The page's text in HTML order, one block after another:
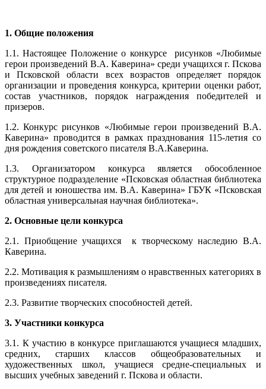
1. Общие положения
1.1. Настоящее Положение о конкурсе рисунков «Любимые
герои произведений В.А. Каверина» среди учащихся г. Пскова
и Псковской области всех возрастов определяет порядок
организации и проведения конкурса, критерии оценки работ,
состав участников, порядок награждения победителей и
призеров.
1.2. Конкурс рисунков «Любимые герои произведений В.А.
Каверина» проводится в рамках празднования 115-летия со
дня рождения советского писателя В.А.Каверина.
1.3. Организатором конкурса является обособленное
структурное подразделение «Псковская областная библиотека
для детей и юношества им. В.А. Каверина» ГБУК «Псковская
областная универсальная научная библиотека».
2. Основные цели конкурса
2.1. Приобщение учащихся к творческому наследию В.А.
Каверина.
2.2. Мотивация к размышлениям о нравственных категориях в
произведениях писателя.
2.3. Развитие творческих способностей детей.
3. Участники конкурса
3.1. К участию в конкурсе приглашаются учащиеся младших,
средних, старших классов общеобразовательных и
художественных школ, учащиеся средне-специальных и
высших учебных заведений г. Пскова и области.